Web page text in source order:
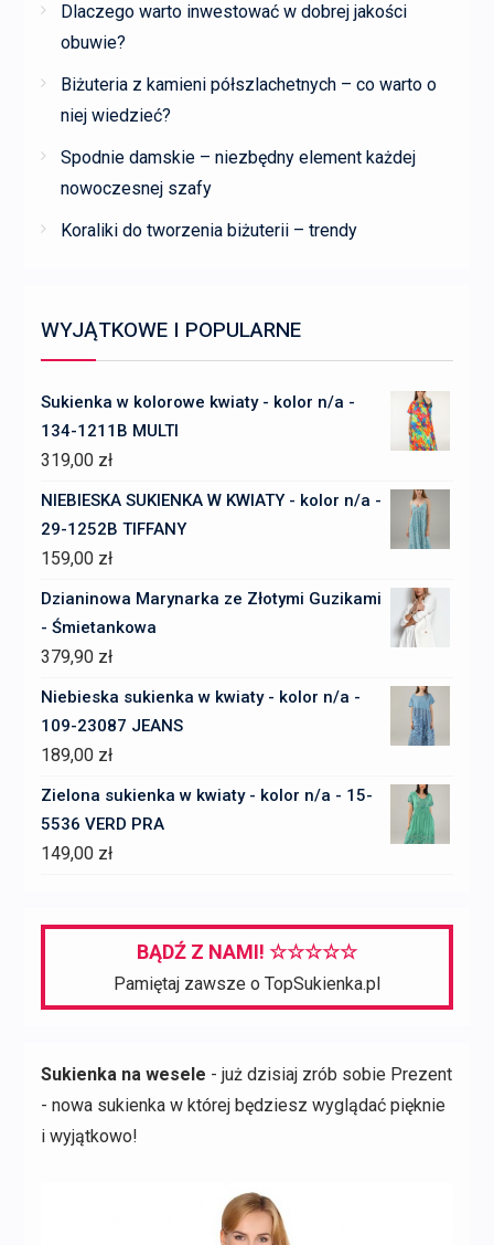
Dlaczego warto inwestować w dobrej jakości
obuwie?
Biżuteria z kamieni półszlachetnych – co warto o
niej wiedzieć?
Spodnie damskie – niezbędny element każdej
nowoczesnej szafy
Koraliki do tworzenia biżuterii – trendy
WYJĄTKOWE I POPULARNE
Sukienka w kolorowe kwiaty - kolor n/a -
134-1211B MULTI
319,00 zł
NIEBIESKA SUKIENKA W KWIATY - kolor n/a -
29-1252B TIFFANY
159,00 zł
Dzianinowa Marynarka ze Złotymi Guzikami
- Śmietankowa
379,90 zł
Niebieska sukienka w kwiaty - kolor n/a -
109-23087 JEANS
189,00 zł
Zielona sukienka w kwiaty - kolor n/a - 15-
5536 VERD PRA
149,00 zł
BĄDŹ Z NAMI! ☆☆☆☆☆
Pamiętaj zawsze o TopSukienka.pl
Sukienka na wesele - już dzisiaj zrób sobie Prezent
- nowa sukienka w której będziesz wyglądać pięknie
i wyjątkowo!